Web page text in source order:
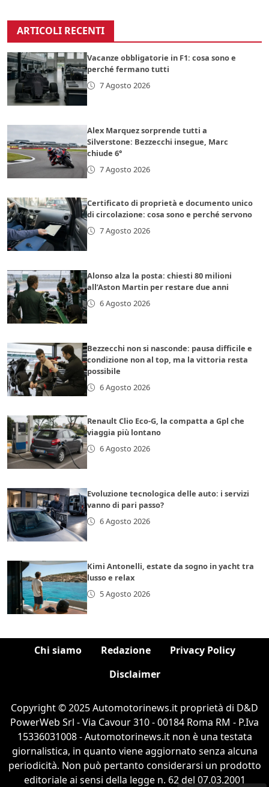
ARTICOLI RECENTI
Vacanze obbligatorie in F1: cosa sono e
perché fermano tutti
7 Agosto 2026
Alex Marquez sorprende tutti a
Silverstone: Bezzecchi insegue, Marc
chiude 6°
7 Agosto 2026
Certificato di proprietà e documento unico
di circolazione: cosa sono e perché servono
7 Agosto 2026
Alonso alza la posta: chiesti 80 milioni
all’Aston Martin per restare due anni
6 Agosto 2026
Bezzecchi non si nasconde: pausa difficile e
condizione non al top, ma la vittoria resta
possibile
6 Agosto 2026
Renault Clio Eco-G, la compatta a Gpl che
viaggia più lontano
6 Agosto 2026
Evoluzione tecnologica delle auto: i servizi
vanno di pari passo?
6 Agosto 2026
Kimi Antonelli, estate da sogno in yacht tra
lusso e relax
5 Agosto 2026
Chi siamo Redazione
Privacy Policy
Disclaimer
Copyright © 2025 Automotorinews.it proprietà di D&D
PowerWeb Srl - Via Cavour 310 - 00184 Roma RM - P.Iva
15336031008 - Automotorinews.it non è una testata
giornalistica, in quanto viene aggiornato senza alcuna
periodicità. Non può pertanto considerarsi un prodotto
editoriale ai sensi della legge n. 62 del 07.03.2001